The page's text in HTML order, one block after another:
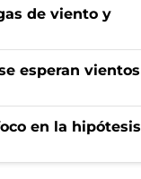
de viento y
esperan vientos
en la hipótesis